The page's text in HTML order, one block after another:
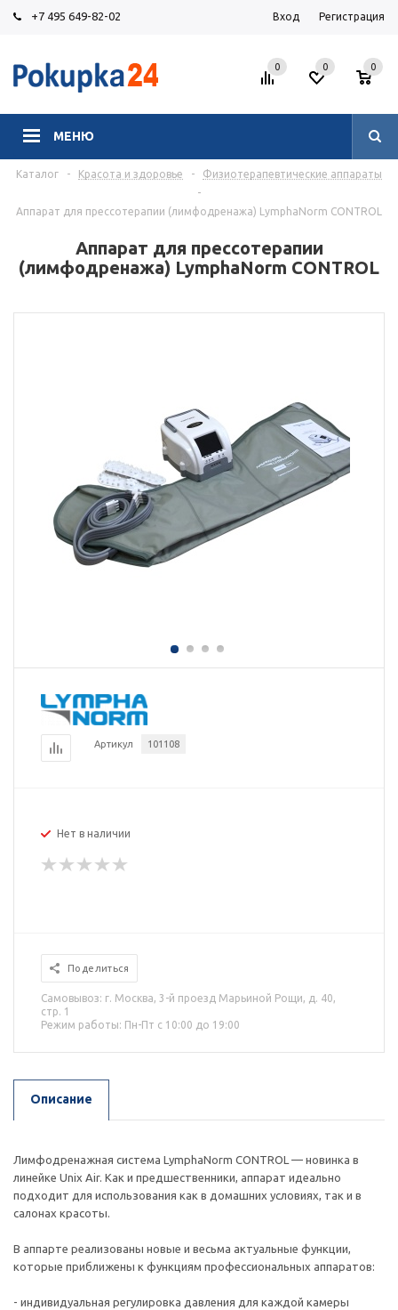
+7 495 649-82-02 Вход Регистрация
МЕНЮ
0 0
0
Каталог - Красота и здоровье -
Физиотерапевтические аппараты
-
Аппарат для прессотерапии (лимфодренажа) LymphaNorm CONTROL
Аппарат для прессотерапии
(лимфодренажа) LymphaNorm CONTROL
Артикул 101108
Нет в наличии
Поделиться
Самовывоз: г. Москва, 3-й проезд Марьиной Рощи, д. 40,
стр. 1
Режим работы: Пн-Пт с 10:00 до 19:00
Описание
Лимфодренажная система LymphaNorm CONTROL — новинка в
линейке Unix Air. Как и предшественники, аппарат идеально
подходит для использования как в домашних условиях, так и в
салонах красоты.
В аппарте реализованы новые и весьма актуальные функции,
которые приближены к функциям профессиональных аппаратов:
- индивидуальная регулировка давления для каждой камеры